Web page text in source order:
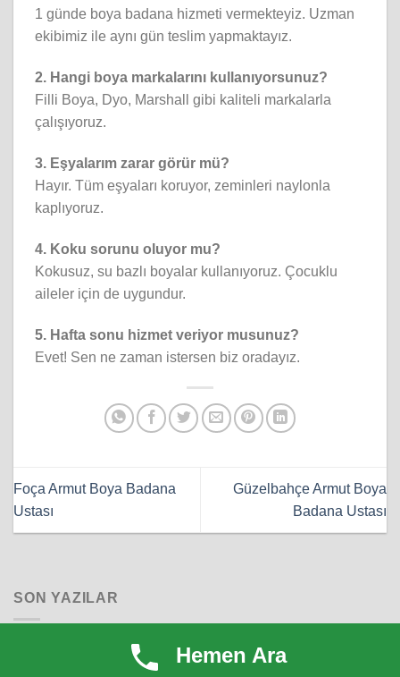
1 günde boya badana hizmeti vermekteyiz. Uzman
ekibimiz ile aynı gün teslim yapmaktayız.
2. Hangi boya markalarını kullanıyorsunuz?
Filli Boya, Dyo, Marshall gibi kaliteli markalarla
çalışıyoruz.
3. Eşyalarım zarar görür mü?
Hayır. Tüm eşyaları koruyor, zeminleri naylonla
kaplıyoruz.
4. Koku sorunu oluyor mu?
Kokusuz, su bazlı boyalar kullanıyoruz. Çocuklu
aileler için de uygundur.
5. Hafta sonu hizmet veriyor musunuz?
Evet! Sen ne zaman istersen biz oradayız.
Foça Armut Boya Badana
Ustası
Güzelbahçe Armut Boya
Badana Ustası
SON YAZILAR
İzmir Şirinyer 1 Günde Boya Badana
Hemen Ara